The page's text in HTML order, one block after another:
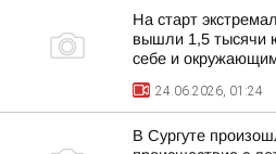
На старт
вышли 1,5 тысячи
себе и
24.06.2026, 01:24
В Сургуте